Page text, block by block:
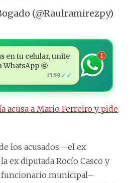
(@Raulramirezpy)
en tu celular, unite
WhatsApp 🤩
13:59 ✓✓
1
acusa a Mario Ferreiro y pide
los acusados –el ex
ex diputada Rocío Casco y
funcionario municipal–